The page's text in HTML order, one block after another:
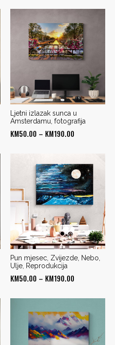
Ljetni izlazak sunca u
Amsterdamu, fotografija
KM50.00 – KM190.00
KM50.00
through
KM190.00
Pun mjesec, Zvijezde, Nebo,
Ulje, Reprodukcija
KM50.00 – KM190.00
through
KM190.00